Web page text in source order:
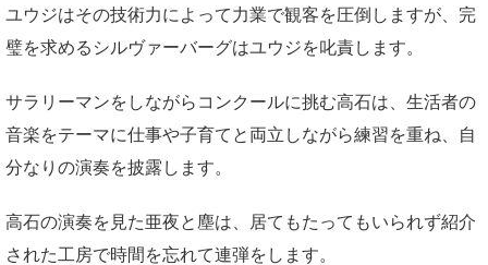
ユウジはその技術力によって力業で観客を圧倒しますが、完
璧を求めるシルヴァーバーグはユウジを叱責します。
サラリーマンをしながらコンクールに挑む高石は、生活者の
音楽をテーマに仕事や子育てと両立しながら練習を重ね、自
分なりの演奏を披露します。
高石の演奏を見た亜夜と塵は、居てもたってもいられず紹介
された工房で時間を忘れて連弾をします。